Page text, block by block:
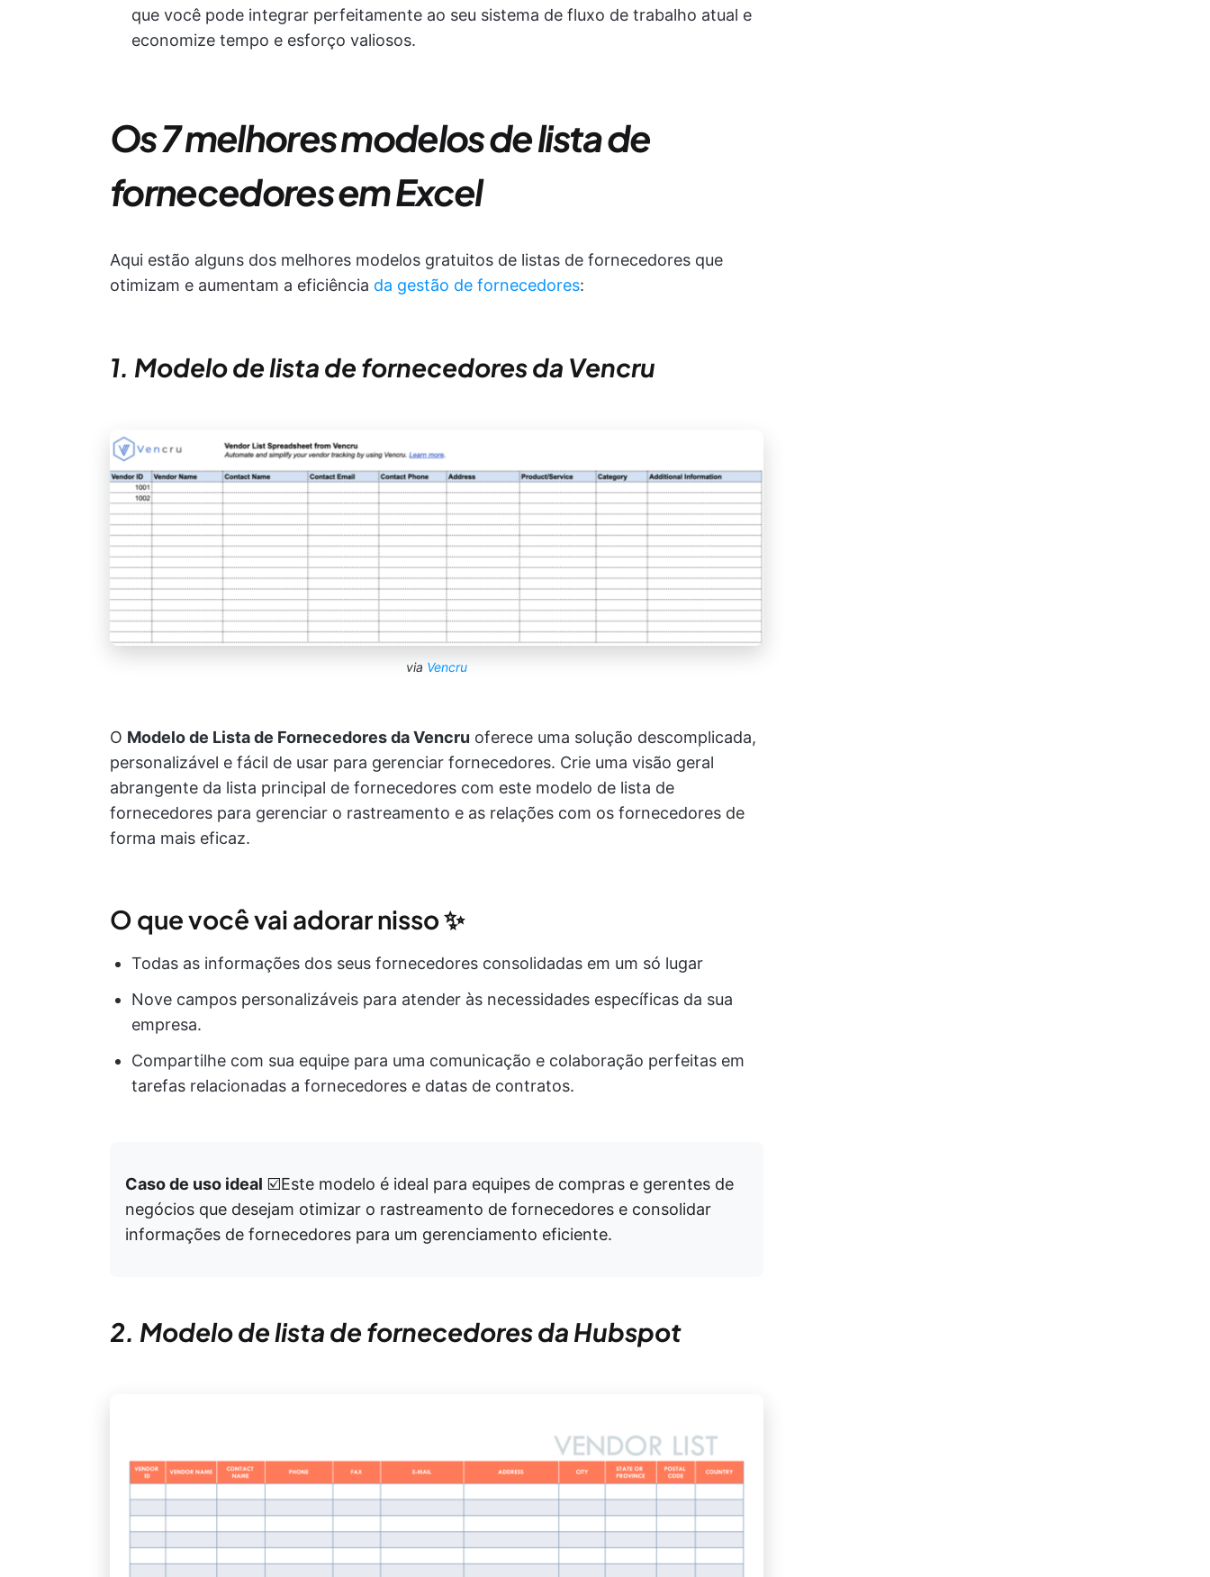
que você pode integrar perfeitamente ao seu sistema de fluxo de trabalho atual e
economize tempo e esforço valiosos.
Os 7 melhores modelos de lista de
fornecedores em Excel
Aqui estão alguns dos melhores modelos gratuitos de listas de fornecedores que
otimizam e aumentam a eficiência da gestão de fornecedores:
1. Modelo de lista de fornecedores da Vencru
via Vencru
O Modelo de Lista de Fornecedores da Vencru oferece uma solução descomplicada,
personalizável e fácil de usar para gerenciar fornecedores. Crie uma visão geral
abrangente da lista principal de fornecedores com este modelo de lista de
fornecedores para gerenciar o rastreamento e as relações com os fornecedores de
forma mais eficaz.
O que você vai adorar nisso ✨
Todas as informações dos seus fornecedores consolidadas em um só lugar
Nove campos personalizáveis para atender às necessidades específicas da sua
empresa.
Compartilhe com sua equipe para uma comunicação e colaboração perfeitas em
tarefas relacionadas a fornecedores e datas de contratos.
Caso de uso ideal ☑️Este modelo é ideal para equipes de compras e gerentes de
negócios que desejam otimizar o rastreamento de fornecedores e consolidar
informações de fornecedores para um gerenciamento eficiente.
2. Modelo de lista de fornecedores da Hubspot